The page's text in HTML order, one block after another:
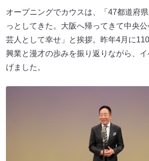
オープニングでカウスは、「47都道府
っとしてきた。大阪へ帰ってきて中央
芸人として幸せ」と挨拶。昨年4月に
興業と漫才の歩みを振り返りながら、
げました。